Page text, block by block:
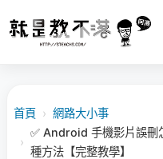
首頁 › 網路大小事
›
✅ Android 手機影片誤刪
種方法【完整教學】